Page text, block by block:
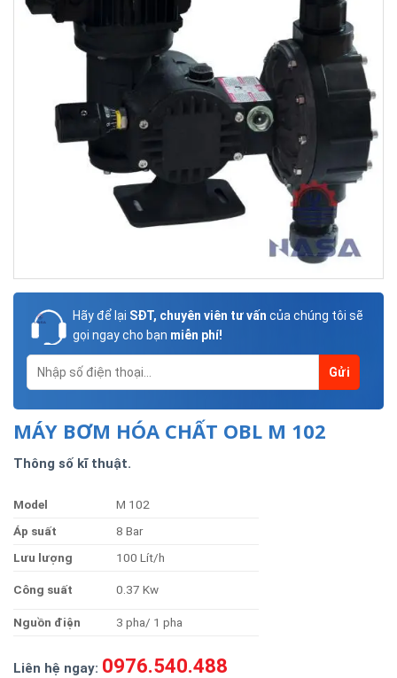
Hãy để lại SĐT, chuyên viên tư vấn của chúng tôi sẽ
gọi ngay cho bạn miễn phí!
MÁY BƠM HÓA CHẤT OBL M 102
Thông số kĩ thuật.
Model
M 102
Áp suất
8 Bar
Lưu lượng 100 Lít/h
Công suất 0.37 Kw
Nguồn điện 3 pha/ 1 pha
Liên hệ ngay: 0976.540.488